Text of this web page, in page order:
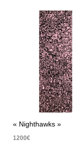
« Nighthawks »
1200€